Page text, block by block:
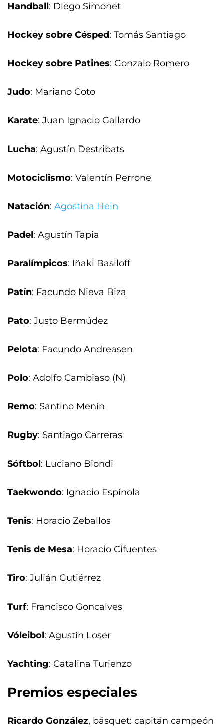
Handball: Diego Simonet
Hockey sobre Césped: Tomás Santiago
Hockey sobre Patines: Gonzalo Romero
Judo: Mariano Coto
Karate: Juan Ignacio Gallardo
Lucha: Agustín Destribats
Motociclismo: Valentín Perrone
Natación: Agostina Hein
Padel: Agustín Tapia
Paralímpicos: Iñaki Basiloff
Patín: Facundo Nieva Biza
Pato: Justo Bermúdez
Pelota: Facundo Andreasen
Polo: Adolfo Cambiaso (N)
Remo: Santino Menín
Rugby: Santiago Carreras
Sóftbol: Luciano Biondi
Taekwondo: Ignacio Espínola
Tenis: Horacio Zeballos
Tenis de Mesa: Horacio Cifuentes
Tiro: Julián Gutiérrez
Turf: Francisco Goncalves
Vóleibol: Agustín Loser
Yachting: Catalina Turienzo
Premios especiales
Ricardo González, básquet: capitán campeón